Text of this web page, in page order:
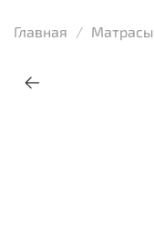
Главная